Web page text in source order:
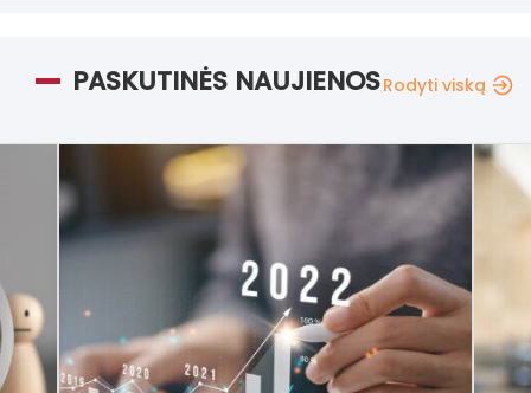
PASKUTINĖS NAUJIENOSRodyti viską